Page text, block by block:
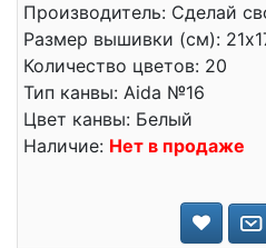
Производитель: Сделай
Размер вышивки (см):
Количество цветов: 20
Тип канвы: Aida №16
Цвет канвы: Белый
Наличие: Нет в продаже